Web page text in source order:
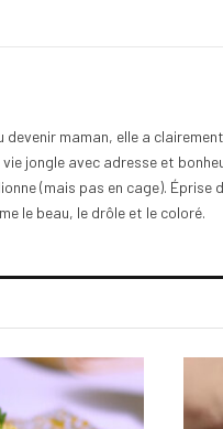
devenir maman, elle a
jongle avec adresse et
(mais pas en cage).
le beau, le drôle et le coloré.